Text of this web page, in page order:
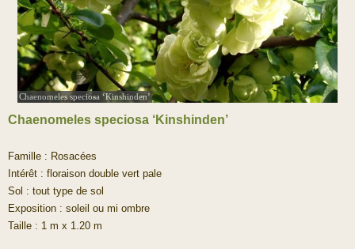
Chaenomeles speciosa ‘Kinshinden’
Chaenomeles speciosa ‘Kinshinden’
Famille : Rosacées
Intérêt : floraison double vert pale
Sol : tout type de sol
Exposition : soleil ou mi ombre
Taille : 1 m x 1.20 m